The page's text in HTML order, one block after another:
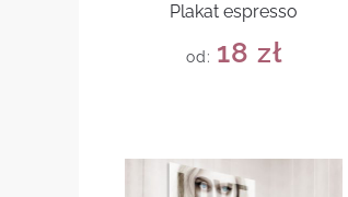
Plakat espresso
od: 18 zł